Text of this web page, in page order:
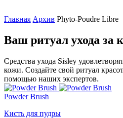
Главная Архив Phyto-Poudre Libre
Ваш ритуал ухода за
Средства ухода Sisley
кожи. Создайте свой ритуал
помощью наших экспертов.
Powder Brush
Кисть для пудры